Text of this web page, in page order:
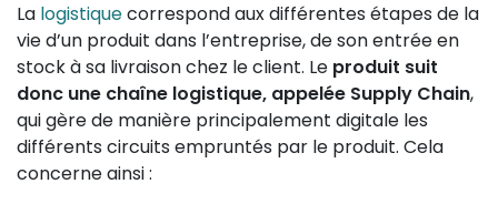
La logistiquecorrespond aux différentes étapes de la
vie d’un produit dans l’entreprise, de son entrée en
stock à sa livraison chez le client. Le produit suit
donc une chaîne logistique, appelée Supply Chain,
qui gère de manière principalement digitale les
différents circuits empruntés par le produit. Cela
concerne ainsi :